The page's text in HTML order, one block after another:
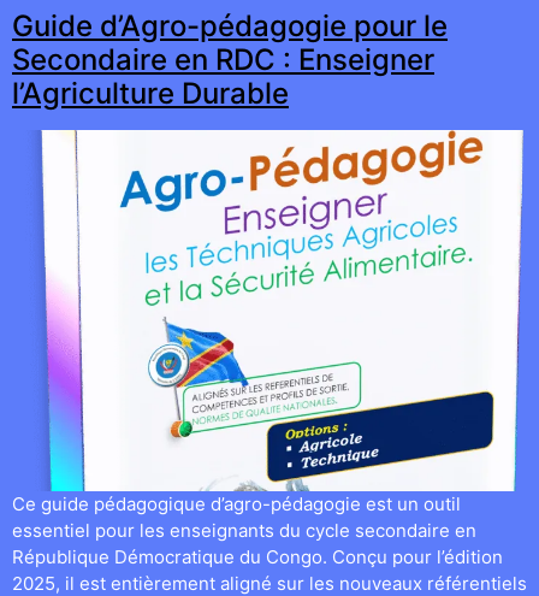
Guide d’Agro-pédagogie pour le
Secondaire en RDC : Enseigner
l’Agriculture Durable
Ce guide pédagogique d’agro-pédagogie est un outil
essentiel pour les enseignants du cycle secondaire en
République Démocratique du Congo. Conçu pour l’édition
2025, il est entièrement aligné sur les nouveaux référentiels